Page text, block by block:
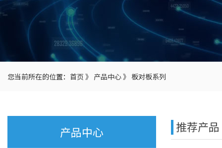
您当前所在的位置： 首页 》 产品中心》 板对板系列
产品中心 推荐产品